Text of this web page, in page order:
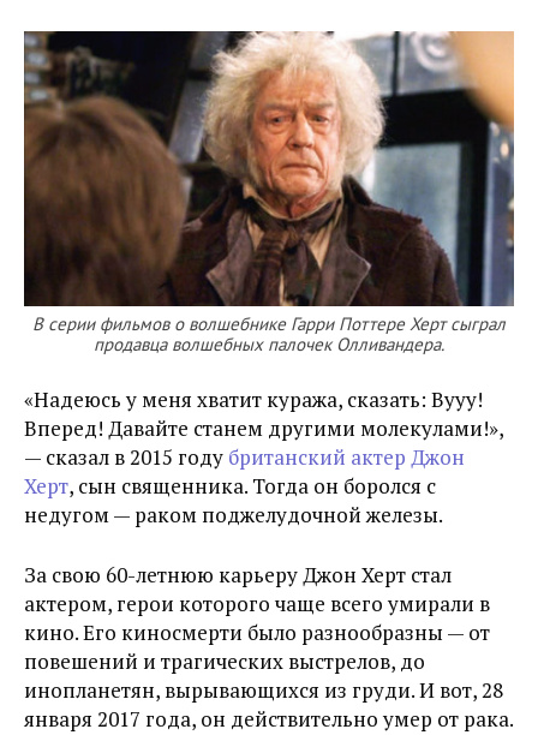
В серии фильмов о волшебнике Гарри Поттере Херт сыграл
продавца волшебных палочек Олливандера.
«Надеюсь у меня хватит куража, сказать: Вууу!
Вперед! Давайте станем другими молекулами!»,
— сказал в 2015 году британский актер Джон
Херт, сын священника. Тогда он боролся с
недугом — раком поджелудочной железы.
За свою 60-летнюю карьеру Джон Херт стал
актером, герои которого чаще всего умирали в
кино. Его киносмерти было разнообразны — от
повешений и трагических выстрелов, до
инопланетян, вырывающихся из груди. И вот, 28
января 2017 года, он действительно умер от рака.